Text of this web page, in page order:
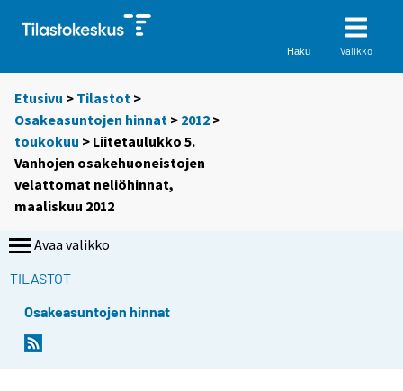
Haku Valikko
Etusivu > Tilastot >
Osakeasuntojen hinnat > 2012 >
toukokuu > Liitetaulukko 5.
Vanhojen osakehuoneistojen
velattomat neliöhinnat,
maaliskuu 2012
Avaa valikko
TILASTOT
Osakeasuntojen hinnat